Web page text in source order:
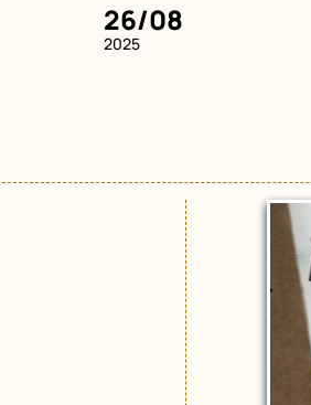
26/08
2025